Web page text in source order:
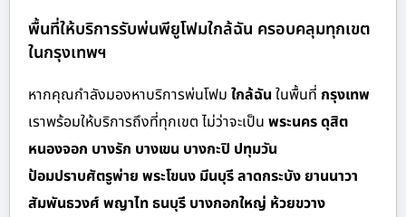
พื้นที่ให้บริการรับพ่นพียูโฟมใกล้ฉัน ครอบคลุมทุกเขต
ในกรุงเทพฯ
หากคุณกำลังมองหาบริการพ่นโฟม ใกล้ฉัน ในพื้นที่ กรุงเทพ
เราพร้อมให้บริการถึงที่ทุกเขต ไม่ว่าจะเป็น พระนคร ดุสิต
หนองจอก บางรัก บางเขน บางกะปิ ปทุมวัน
ป้อมปราบศัตรูพ่าย พระโขนง มีนบุรี ลาดกระบัง ยานนาวา
สัมพันธวงศ์ พญาไท ธนบุรี บางกอกใหญ่ ห้วยขวาง